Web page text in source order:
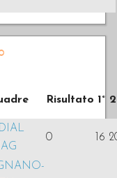
Risultato 1°
0 16